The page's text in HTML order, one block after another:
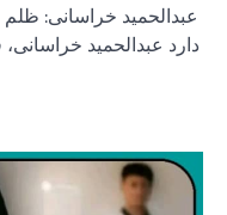
عبدالحمید خراسانی:
دارد عبدالحمید